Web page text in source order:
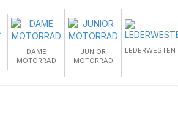
DAME
MOTORRAD
JUNIOR
MOTORRAD
LEDERWESTEN